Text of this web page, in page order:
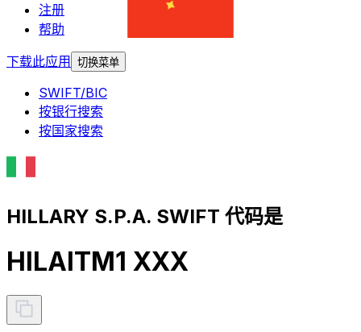
注册
帮助
下载此应用
切换菜单
SWIFT/BIC
按银行搜索
按国家搜索
HILLARY S.P.A. SWIFT 代码是
HILAITM1 XXX